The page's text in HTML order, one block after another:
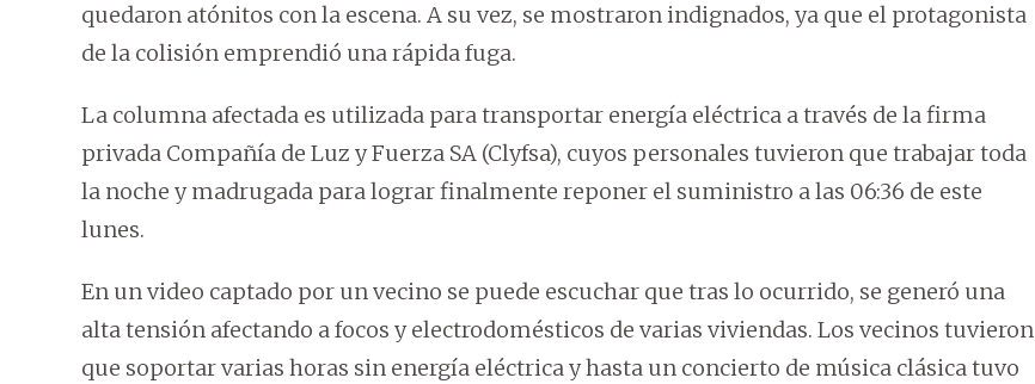
quedaron atónitos con la escena. A su vez, se mostraron indignados, ya que el protagonista
de la colisión emprendió una rápida fuga.
La columna afectada es utilizada para transportar energía eléctrica a través de la firma
privada Compañía de Luz y Fuerza SA (Clyfsa), cuyos personales tuvieron que trabajar toda
la noche y madrugada para lograr finalmente reponer el suministro a las 06:36 de este
lunes.
En un video captado por un vecino se puede escuchar que tras lo ocurrido, se generó una
alta tensión afectando a focos y electrodomésticos de varias viviendas. Los vecinos tuvieron
que soportar varias horas sin energía eléctrica y hasta un concierto de música clásica tuvo